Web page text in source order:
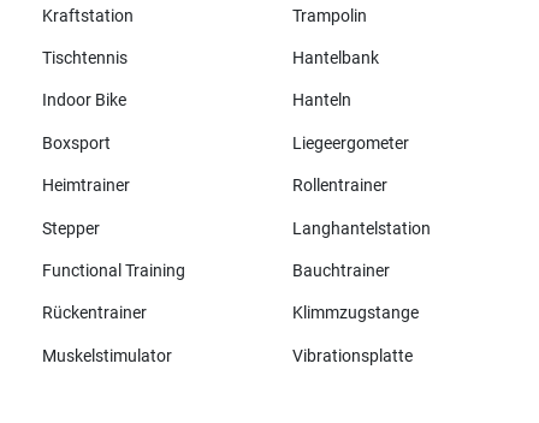
Kraftstation Trampolin
Tischtennis Hantelbank
Indoor Bike Hanteln
Boxsport Liegeergometer
Heimtrainer Rollentrainer
Stepper Langhantelstation
Functional Training Bauchtrainer
Rückentrainer Klimmzugstange
Muskelstimulator Vibrationsplatte